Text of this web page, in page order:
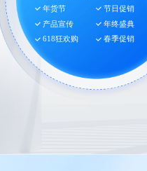
年货节
节日促销
产品宣传
年终盛典
618狂欢购
春季促销